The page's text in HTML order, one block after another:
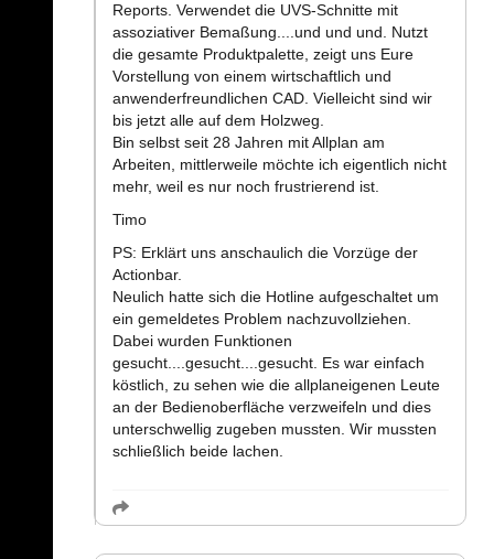
Reports. Verwendet die UVS-Schnitte mit
assoziativer Bemaßung....und und und. Nutzt
die gesamte Produktpalette, zeigt uns Eure
Vorstellung von einem wirtschaftlich und
anwenderfreundlichen CAD. Vielleicht sind wir
bis jetzt alle auf dem Holzweg.
Bin selbst seit 28 Jahren mit Allplan am
Arbeiten, mittlerweile möchte ich eigentlich nicht
mehr, weil es nur noch frustrierend ist.
Timo
PS: Erklärt uns anschaulich die Vorzüge der
Actionbar.
Neulich hatte sich die Hotline aufgeschaltet um
ein gemeldetes Problem nachzuvollziehen.
Dabei wurden Funktionen
gesucht....gesucht....gesucht. Es war einfach
köstlich, zu sehen wie die allplaneigenen Leute
an der Bedienoberfläche verzweifeln und dies
unterschwellig zugeben mussten. Wir mussten
schließlich beide lachen.